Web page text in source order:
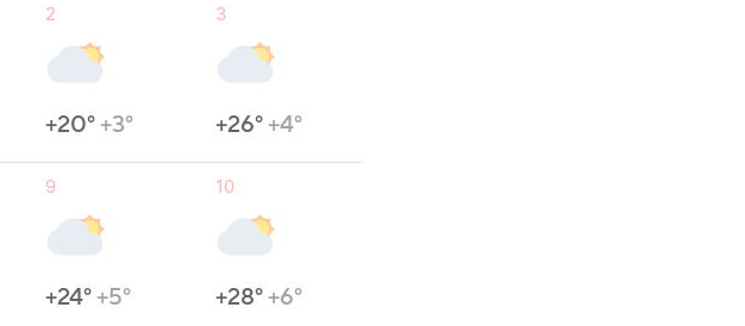
2
+20°+3°
3
+26°+4°
9
+24°+5°
10
+28°+6°